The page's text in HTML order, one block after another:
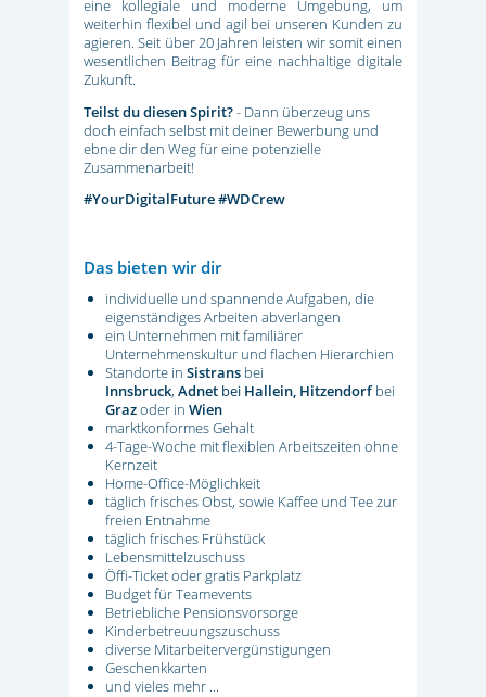
eine kollegiale und moderne Umgebung, um
weiterhin flexibel und agil bei unseren Kunden zu
agieren. Seit über 20 Jahren leisten wir somit einen
wesentlichen Beitrag für eine nachhaltige digitale
Zukunft.
Teilst du diesen Spirit?- Dann überzeug uns
doch einfach selbst mit deiner Bewerbung und
ebne dir den Weg für eine potenzielle
Zusammenarbeit!
#YourDigitalFuture #WDCrew
Das bieten wir dir
individuelle und spannende Aufgaben, die
eigenständiges Arbeiten abverlangen
ein Unternehmen mit familiärer
Unternehmenskultur und flachen Hierarchien
Standorte in Sistrans bei
Innsbruck, Adnet bei Hallein, Hitzendorfbei
Grazoder in Wien
marktkonformes Gehalt
4-Tage-Woche mit flexiblen Arbeitszeiten ohne
Kernzeit
Home-Office-Möglichkeit
täglich frisches Obst, sowie Kaffee und Tee zur
freien Entnahme
täglich frisches Frühstück
Lebensmittelzuschuss
Öffi-Ticket oder gratis Parkplatz
Budget für Teamevents
Betriebliche Pensionsvorsorge
Kinderbetreuungszuschuss
diverse Mitarbeitervergünstigungen
Geschenkkarten
und vieles mehr ...